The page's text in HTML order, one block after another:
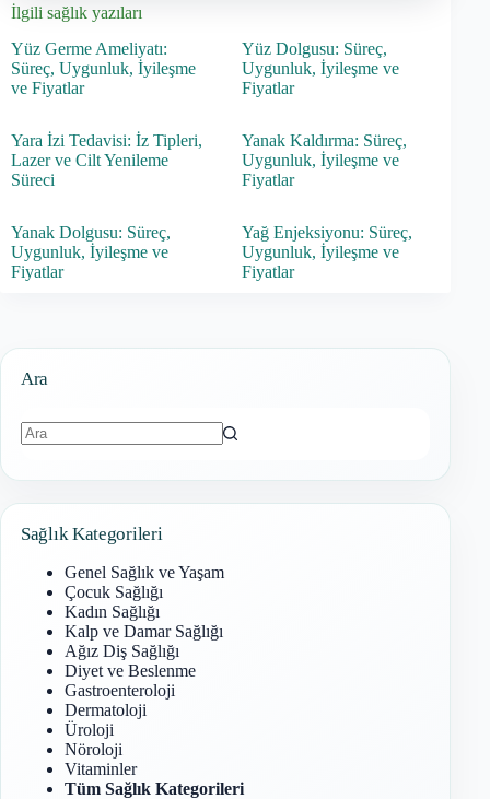
İlgili sağlık yazıları
Yüz Germe Ameliyatı:
Süreç, Uygunluk, İyileşme
ve Fiyatlar
Yüz Dolgusu: Süreç,
Uygunluk, İyileşme ve
Fiyatlar
Yara İzi Tedavisi: İz Tipleri,
Lazer ve Cilt Yenileme
Süreci
Yanak Kaldırma: Süreç,
Uygunluk, İyileşme ve
Fiyatlar
Yanak Dolgusu: Süreç,
Uygunluk, İyileşme ve
Fiyatlar
Yağ Enjeksiyonu: Süreç,
Uygunluk, İyileşme ve
Fiyatlar
Ara
Sağlık Kategorileri
Genel Sağlık ve Yaşam
Çocuk Sağlığı
Kadın Sağlığı
Kalp ve Damar Sağlığı
Ağız Diş Sağlığı
Diyet ve Beslenme
Gastroenteroloji
Dermatoloji
Üroloji
Nöroloji
Vitaminler
Tüm Sağlık Kategorileri